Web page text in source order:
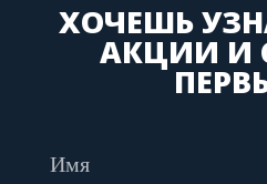
ХОЧЕШЬ
АКЦИИ И